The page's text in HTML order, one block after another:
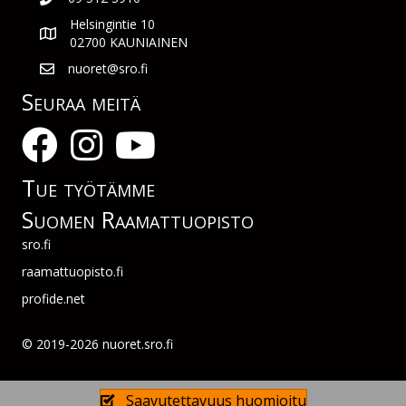
Helsingintie 10
02700 KAUNIAINEN
nuoret@sro.fi
Seuraa meitä
Tue työtämme
Suomen Raamattuopisto
sro.fi
raamattuopisto.fi
profide.net
© 2019-2026 nuoret.sro.fi
Saavutettavuus huomioitu